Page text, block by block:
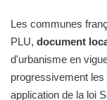
Les communes
PLU, document
d'urbanisme en
progressivement
application de la loi